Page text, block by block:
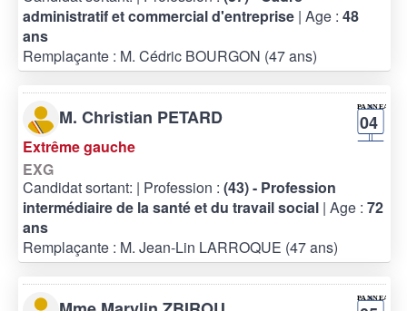
administratif et commercial d'entreprise | Age : 48
ans
Remplaçante : M. Cédric BOURGON (47 ans)
M. Christian PETARD 04
Extrême gauche
EXG
Candidat sortant: | Profession : (43) - Profession
intermédiaire de la santé et du travail social | Age : 72
ans
Remplaçante : M. Jean-Lin LARROQUE (47 ans)